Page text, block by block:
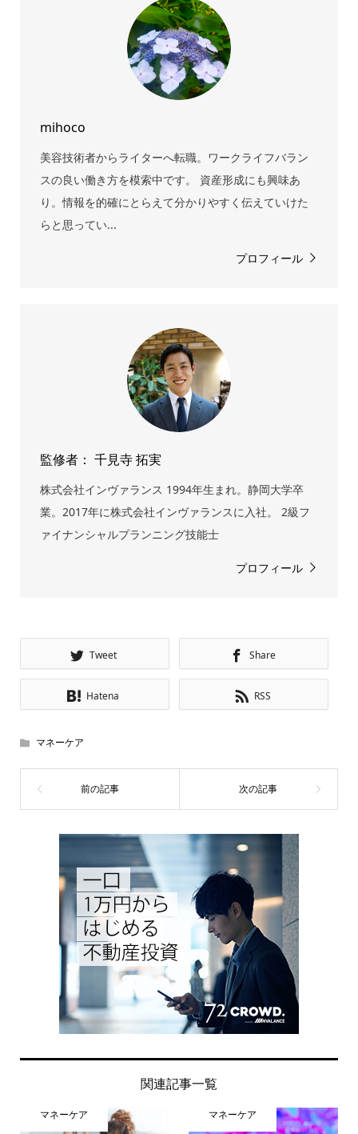
mihoco
美容技術者からライターへ転職。ワークライフバラン
スの良い働き方を模索中です。 資産形成にも興味あ
り。情報を的確にとらえて分かりやすく伝えていけた
らと思ってい...
プロフィール
監修者： 千見寺 拓実
株式会社インヴァランス 1994年生まれ。静岡大学卒
業。2017年に株式会社インヴァランスに入社。 2級フ
ァイナンシャルプランニング技能士
プロフィール
Tweet Share
Hatena RSS
マネーケア
関連記事一覧
マネーケア マネーケア